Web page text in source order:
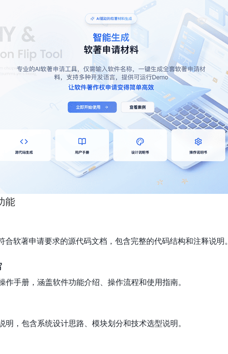
能
合软著申请要求的源代码文档，包含完整的代码结构和注释说明。
作手册，涵盖软件功能介绍、操作流程和使用指南。
明，包含系统设计思路、模块划分和技术选型说明。